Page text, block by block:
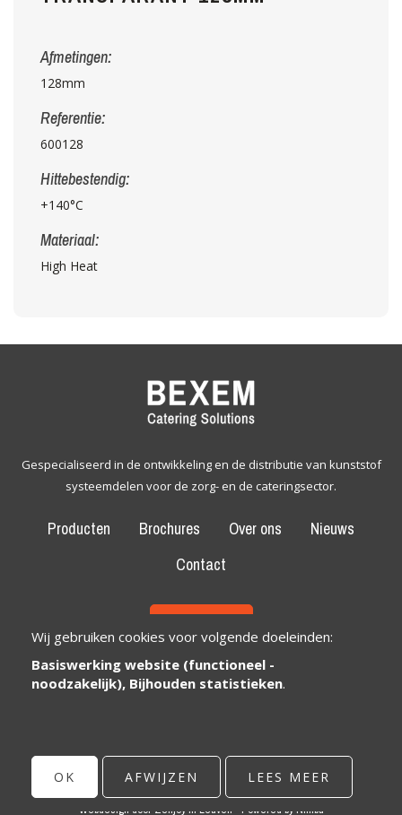
Afmetingen:
128mm
Referentie:
600128
Hittebestendig:
+140°C
Materiaal:
High Heat
Gespecialiseerd in de ontwikkeling en de distributie van kunststof
systeemdelen voor de zorg- en de cateringsector.
Producten Brochures Over ons
Nieuws
Contact
Bexem Catering Solutions
Maatschappelijke zetel
© Copyright 2026 | Bexem • Alle rechten voorbehouden •
Webdesign door Zenjoy in Leuven
Powered by Nimbu
Wij gebruiken cookies voor volgende doeleinden:
Basiswerking website (functioneel -
noodzakelijk), Bijhouden statistieken.
OK AFWIJZEN LEES MEER